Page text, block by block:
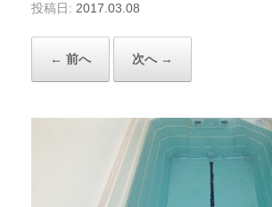
投稿日: 2017.03.08
← 前へ 次へ →